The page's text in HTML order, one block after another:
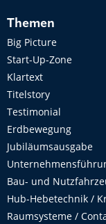
Themen
Big Picture
Start-Up-Zone
Klartext
Titelstory
Testimonial
Erdbewegung
Jubiläumsausgabe
Bau- und
Hub-Hebetechnik /
Raumsysteme /